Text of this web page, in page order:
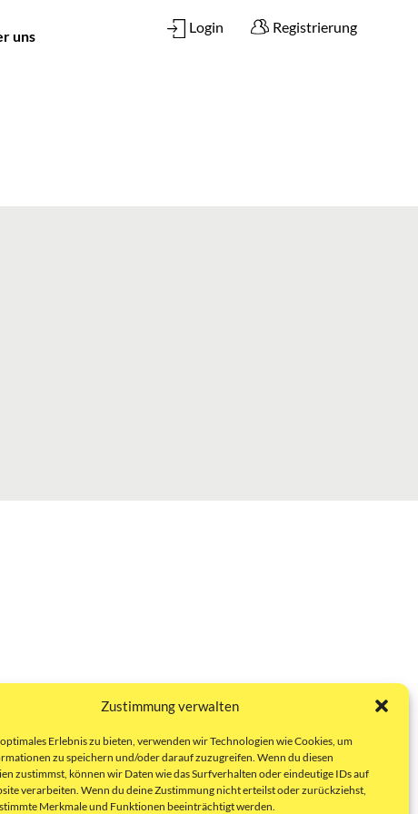
Zustimmung verwalten
Erlebnis zu bieten, verwenden wir Technologien wie Cookies, um
zu speichern und/oder darauf zuzugreifen. Wenn du diesen
zustimmst, können wir Daten wie das Surfverhalten oder eindeutige IDs auf
verarbeiten. Wenn du deine Zustimmung nicht erteilst oder zurückziehst,
Merkmale und Funktionen beeinträchtigt werden.
uns
Login Registrierung